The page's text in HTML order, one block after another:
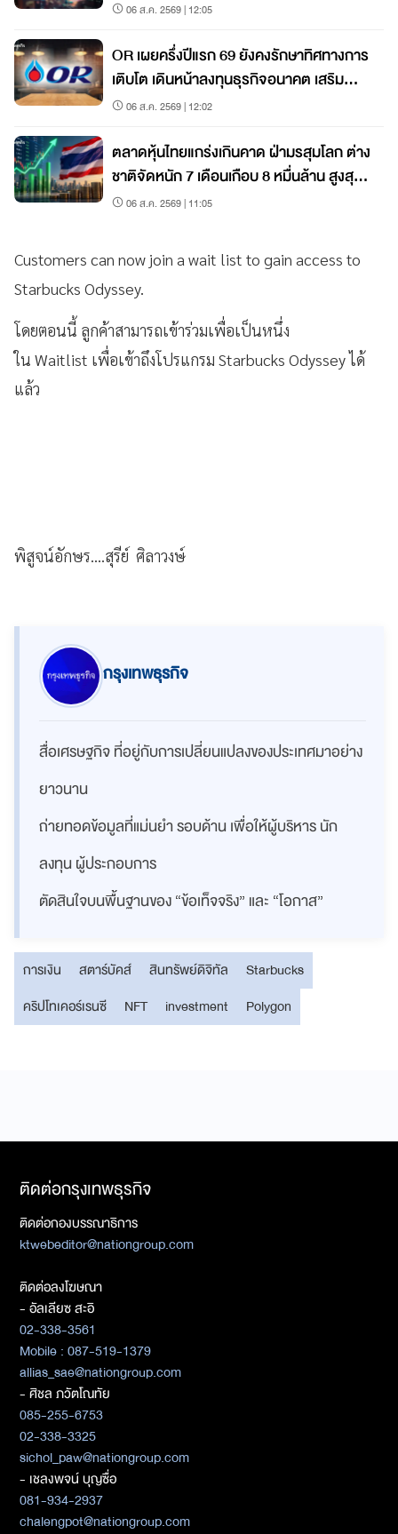
06 ส.ค. 2569 | 12:05
OR เผยครึ่งปีแรก 69 ยังคงรักษาทิศทางการ
เติบโต เดินหน้าลงทุนธุรกิจอนาคต เสริม
เติบโตระยะยาว
06 ส.ค. 2569 | 12:02
ตลาดหุ้นไทยแกร่งเกินคาด ฝ่ามรสุมโลก ต่าง
ชาติจัดหนัก 7 เดือนเกือบ 8 หมื่นล้าน สูงสุด
ในภูมิภาค
06 ส.ค. 2569 | 11:05
Customers can now join a wait list to gain access to
Starbucks Odyssey.
โดยตอนนี้ ลูกค้าสามารถเข้าร่วมเพื่อเป็นหนึ่ง
ใน Waitlist เพื่อเข้าถึงโปรแกรม Starbucks Odyssey ได้
แล้ว
พิสูจน์อักษร....สุรีย์ ศิลาวงษ์
กรุงเทพธุรกิจ
สื่อเศรษฐกิจ ที่อยู่กับการเปลี่ยนแปลงของประเทศมาอย่าง
ยาวนาน
ถ่ายทอดข้อมูลที่แม่นยำ รอบด้าน เพื่อให้ผู้บริหาร นัก
ลงทุน ผู้ประกอบการ
ตัดสินใจบนพื้นฐานของ “ข้อเท็จจริง” และ “โอกาส”
การเงิน สตาร์บัคส์ สินทรัพย์ดิจิทัล
Starbucks
คริปโทเคอร์เรนซี
NFT investment Polygon
ติดต่อกรุงเทพธุรกิจ
ติดต่อกองบรรณาธิการ
ktwebeditor@nationgroup.com
ติดต่อลงโฆษณา
- อัลเลียซ สะอิ
02-338-3561
Mobile : 087-519-1379
allias_sae@nationgroup.com
- ศิชล ภวัตโณทัย
085-255-6753
02-338-3325
sichol_paw@nationgroup.com
- เชลงพจน์ บุญซื่อ
081-934-2937
chalengpot@nationgroup.com